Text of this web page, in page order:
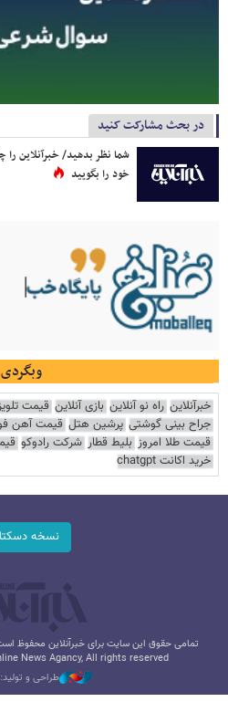
در بحث مشارکت کنید
شما نظر بدهید/ خبرآنلاین را
خود را بگویید
وبگردی
خبرآنلاین راه نو آنلاین بازی آنلاین قیمت
جراح بینی گوشتی پرشین هتل قیمت آهن
قیمت طلا امروز بلیط قطار شرکت رادوکو
خرید اکانت chatgpt
نسخه
تمامی حقوق این سایت برای خبرآنلاین محفوظ
News Agancy, All rights reserved
طراحی و